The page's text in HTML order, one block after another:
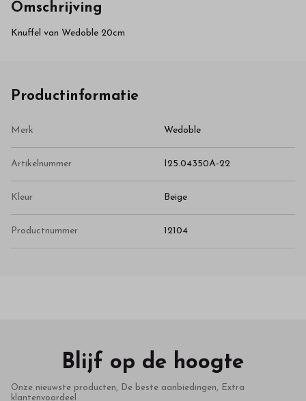
Omschrijving
Knuffel van Wedoble 20cm
Productinformatie
Merk Wedoble
Artikelnummer I25.04350A-22
Kleur Beige
Productnummer 12104
Blijf op de hoogte
Onze nieuwste producten, De beste aanbiedingen, Extra
klantenvoordeel